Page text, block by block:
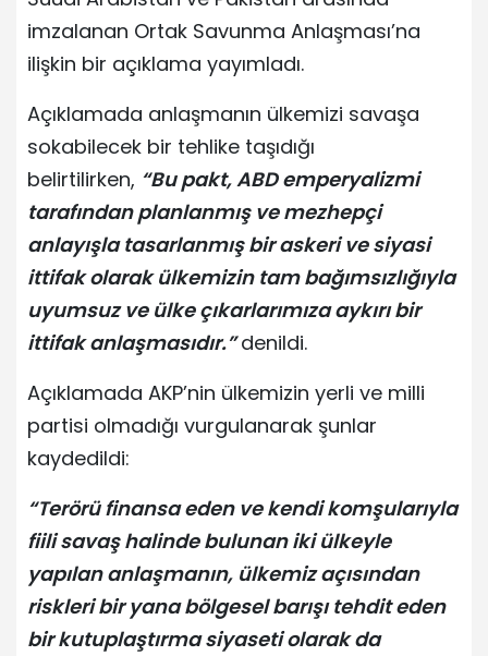
imzalanan Ortak Savunma Anlaşması’na
ilişkin bir açıklama yayımladı.
Açıklamada anlaşmanın ülkemizi savaşa
sokabilecek bir tehlike taşıdığı
belirtilirken, “Bu pakt, ABD emperyalizmi
tarafından planlanmış ve mezhepçi
anlayışla tasarlanmış bir askeri ve siyasi
ittifak olarak ülkemizin tam bağımsızlığıyla
uyumsuz ve ülke çıkarlarımıza aykırı bir
ittifak anlaşmasıdır.” denildi.
Açıklamada AKP’nin ülkemizin yerli ve milli
partisi olmadığı vurgulanarak şunlar
kaydedildi:
“Terörü finansa eden ve kendi komşularıyla
fiili savaş halinde bulunan iki ülkeyle
yapılan anlaşmanın, ülkemiz açısından
riskleri bir yana bölgesel barışı tehdit eden
bir kutuplaştırma siyaseti olarak da